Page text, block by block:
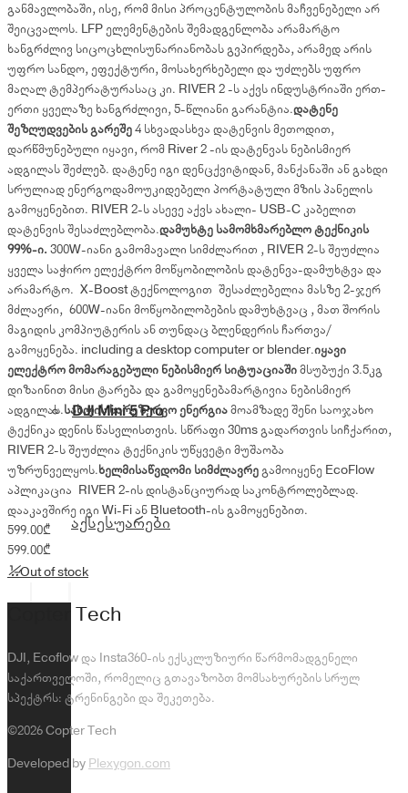
DJI Mini 5 Pro
აქსესუარები
განმავლობაში, ისე, რომ მისი პროცენტულობის მაჩვენებელი არ
შეიცვალოს. LFP ელემენტების შემადგენლობა არამარტო
ხანგრძლივ სიცოცხლისუნარიანობას გვპირდება, არამედ არის
უფრო სანდო, ეფექტური, მოსახერხებელი და უძლებს უფრო
მაღალ ტემპერატურასაც კი. RIVER 2 -ს აქვს ინდუსტრიაში ერთ-
ერთი ყველაზე ხანგრძლივი, 5-წლიანი გარანტია.დატენე
შეზღუდვების გარეშე4 სხვადასხვა დატენვის მეთოდით,
დარწმუნებული იყავი, რომ River 2 -ის დატენვას ნებისმიერ
ადგილას შეძლებ. დატენე იგი დენცქვიტიდან, მანქანაში ან გახდი
სრულიად ენერგოდამოუკიდებელი პორტატული მზის პანელის
გამოყენებით. RIVER 2-ს ასევე აქვს ახალი- USB-C კაბელით
დატენვის შესაძლებლობა.დამუხტე სამომხმარებლო ტექნიკის
99%-ი. 300W-იანი გამომავალი სიმძლარით , RIVER 2-ს შეუძლია
ყველა საჭირო ელექტრო მოწყობილობის დატენვა-დამუხტვა და
არამარტო. X-Boost ტექნოლოგით შესაძლებელია მასზე 2-ჯერ
მძლავრი, 600W-იანი მოწყობილობების დამუხტვაც , მათ შორის
მაგიდის კომპიუტერის ან თუნდაც ბლენდერის ჩართვა/
გამოყენება. including a desktop computer or blender.იყავი
ელექტრო მომარაგებული ნებისმიერ სიტუაციაშიმსუბუქი 3.5კგ
დიზაინით მისი ტარება და გამოყენებამარტივია ნებისმიერ
ადგილას.სახლის სარეზერვო ენერგიამოამზადე შენი საოჯახო
ტექნიკა დენის წასვლისთვის. სწრაფი 30ms გადართვის სიჩქარით,
RIVER 2-ს შეუძლია ტექნიკის უწყვეტი მუშაობა
უზრუნველყოს.ხელმისაწვდომი სიმძლავრეგამოიყენე EcoFlow
აპლიკაცია RIVER 2-ის დისტანციურად საკონტროლებლად.
დააკავშირე იგი Wi-Fi ან Bluetooth-ის გამოყენებით.
599.00₾
599.00₾
Out of stock
Copter Tech
DJI, Ecoflow და Insta360-ის ექსკლუზიური წარმომადგენელი
საქართველოში, რომელიც გთავაზობთ მომსახურების სრულ
სპექტრს: ტრენინგები და შეკეთება.
©2026 Copter Tech
Developed by Plexygon.com